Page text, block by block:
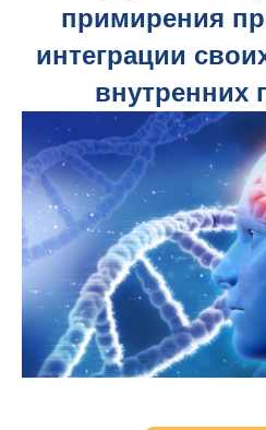
примирения
интеграции
внутренних